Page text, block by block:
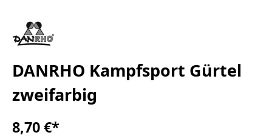
DANRHO Kampfsport Gürtel
zweifarbig
8,70 €*